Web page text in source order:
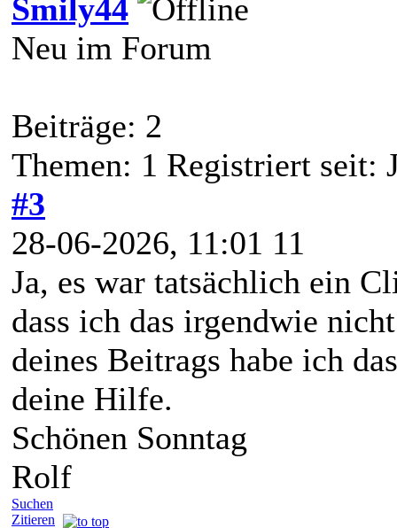
Smily44
Neu im Forum
Beiträge: 2
Themen: 1 Registriert seit:
#3
28-06-2026, 11:01 11
Ja, es war tatsächlich ein
dass ich das irgendwie
deines Beitrags habe ich
deine Hilfe.
Schönen Sonntag
Rolf
Suchen
Zitieren